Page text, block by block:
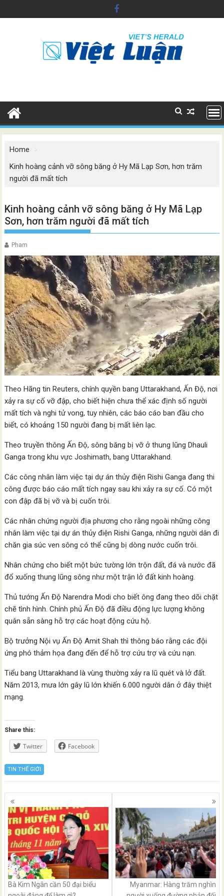
to
Home
Kinh hoàng cảnh vỡ sông băng ở Hy Mã Lạp Sơn, hơn trăm
người đã mất tích
Kinh hoàng cảnh vỡ sông băng ở Hy Mã Lạp
Sơn, hơn trăm người đã mất tích
Pham
Theo Hãng tin Reuters, chính quyền bang Uttarakhand, Ấn Độ, nơi
xảy ra sự cố vỡ đập, cho biết hiện chưa thể xác định số người
mất tích và nghi tử vong, tuy nhiên, các báo cáo ban đầu cho
biết, có khoảng 150 người đang bị mất liên lạc.
Theo truyền thông Ấn Độ, sông băng bị vỡ ở thung lũng Dhauli
Ganga trong khu vực Joshimath, bang Uttarakhand.
Các công nhân làm việc tại dự án thủy điện Rishi Ganga đang thi
công được báo cáo mất tích ngay sau khi xảy ra sự cố. Có một
con đập đã bị vỡ và bị cuốn trôi.
Các nhân chứng người địa phương cho rằng ngoài những công
nhân làm việc tại dự án thủy điện Rishi Ganga, những người dân đi
chăn gia súc ven sông có thể cũng bị dòng nước cuốn trôi.
Nhân chứng cho biết một bức tường lớn trộn đất, đá và nước đã
đổ xuống thung lũng sông như một trận lở đất kinh hoàng.
Thủ tướng Ấn Độ Narendra Modi cho biết ông đang theo dõi chặt
chẽ tình hình. Chính phủ Ấn Độ đã điều động lực lượng không
quân sẵn sàng hỗ trợ các hoạt động cứu hộ.
Bộ trưởng Nội vụ Ấn Độ Amit Shah thì thông báo rằng các đội
ứng phó thảm họa đang đến để hỗ trợ cứu trợ và cứu nạn.
Tiểu bang Uttarakhand là vùng thường xảy ra lũ quét và lở đất.
Năm 2013, mưa lớn gây lũ lớn khiến 6.000 người dân ở đây thiệt
mạng.
Share this:
Twitter Facebook
TIN THẾ GIỚI
Posts
navigation
Bà Kim Ngân cần 50 đại biểu
Myanmar: Hàng trăm nghìn